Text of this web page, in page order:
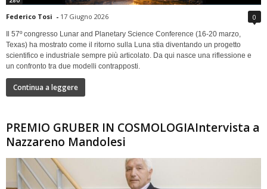
Federico Tosi - 17 Giugno 2026 0
Il 57º congresso Lunar and Planetary Science Conference (16-20 marzo,
Texas) ha mostrato come il ritorno sulla Luna stia diventando un progetto
scientifico e industriale sempre più articolato. Da qui nasce una riflessione e
un confronto tra due modelli contrapposti.
Continua a leggere
PREMIO GRUBER IN COSMOLOGIAIntervista a
Nazzareno Mandolesi